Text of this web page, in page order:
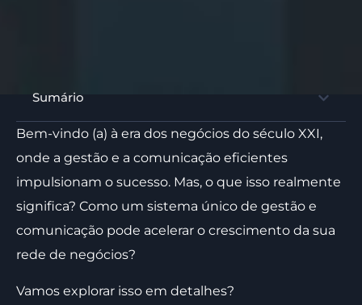
Sumário
Bem-vindo (a) à era dos negócios do século XXI,
onde a gestão e a comunicação eficientes
impulsionam o sucesso. Mas, o que isso realmente
significa? Como um sistema único de gestão e
comunicação pode acelerar o crescimento da sua
rede de negócios?
Vamos explorar isso em detalhes?